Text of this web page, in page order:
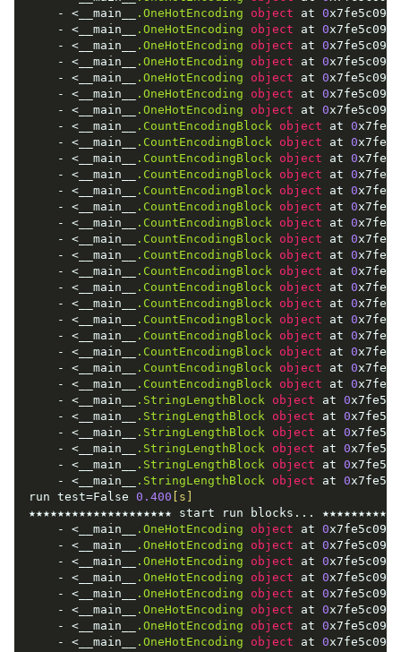
    - <__main__
.OneHotEncoding object at 0
    - <__main__
.OneHotEncoding object at 0
    - <__main__
.OneHotEncoding object at 0
    - <__main__
.OneHotEncoding object at 0
    - <__main__
.OneHotEncoding object at 0
    - <__main__
.OneHotEncoding object at 0
    - <__main__
.OneHotEncoding object at 0
    - <__main__
.CountEncodingBlock object at 0
    - <__main__
.CountEncodingBlock object at 0
    - <__main__
.CountEncodingBlock object at 0
    - <__main__
.CountEncodingBlock object at 0
    - <__main__
.CountEncodingBlock object at 0
    - <__main__
.CountEncodingBlock object at 0
    - <__main__
.CountEncodingBlock object at 0
    - <__main__
.CountEncodingBlock object at 0
    - <__main__
.CountEncodingBlock object at 0
    - <__main__
.CountEncodingBlock object at 0
    - <__main__
.CountEncodingBlock object at 0
    - <__main__
.CountEncodingBlock object at 0
    - <__main__
.CountEncodingBlock object at 0
    - <__main__
.CountEncodingBlock object at 0
    - <__main__
.CountEncodingBlock object at 0
    - <__main__
.CountEncodingBlock object at 0
    - <__main__
.CountEncodingBlock object at 0
    - <__main__
.StringLengthBlock object at 0
    - <__main__
.StringLengthBlock object at 0
    - <__main__
.StringLengthBlock object at 0
    - <__main__
.StringLengthBlock object at 0
    - <__main__
.StringLengthBlock object at 0
    - <__main__
.StringLengthBlock object at 0
run test=False 0.400 [s]
★★★★★★★★★★★★★★★★★★★★ start run blocks...
    - <__main__
.OneHotEncoding object at 0
    - <__main__
.OneHotEncoding object at 0
    - <__main__
.OneHotEncoding object at 0
    - <__main__
.OneHotEncoding object at 0
    - <__main__
.OneHotEncoding object at 0
    - <__main__
.OneHotEncoding object at 0
    - <__main__
.OneHotEncoding object at 0
    - <__main__
.OneHotEncoding object at 0